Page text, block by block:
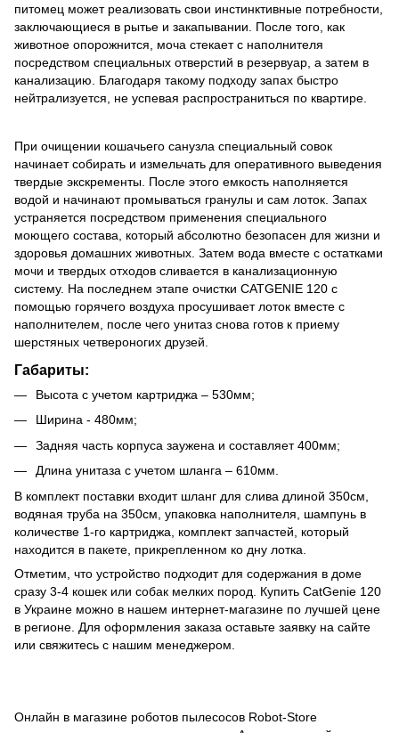
питомец может реализовать свои инстинктивные потребности,
заключающиеся в рытье и закапывании. После того, как
животное опорожнится, моча стекает с наполнителя
посредством специальных отверстий в резервуар, а затем в
канализацию. Благодаря такому подходу запах быстро
нейтрализуется, не успевая распространиться по квартире.
При очищении кошачьего санузла специальный совок
начинает собирать и измельчать для оперативного выведения
твердые экскременты. После этого емкость наполняется
водой и начинают промываться гранулы и сам лоток. Запах
устраняется посредством применения специального
моющего состава, который абсолютно безопасен для жизни и
здоровья домашних животных. Затем вода вместе с остатками
мочи и твердых отходов сливается в канализационную
систему. На последнем этапе очистки CATGENIE 120 с
помощью горячего воздуха просушивает лоток вместе с
наполнителем, после чего унитаз снова готов к приему
шерстяных четвероногих друзей.
Габариты:
Высота с учетом картриджа – 530мм;
Ширина - 480мм;
Задняя часть корпуса заужена и составляет 400мм;
Длина унитаза с учетом шланга – 610мм.
В комплект поставки входит шланг для слива длиной 350см,
водяная труба на 350см, упаковка наполнителя, шампунь в
количестве 1-го картриджа, комплект запчастей, который
находится в пакете, прикрепленном ко дну лотка.
Отметим, что устройство подходит для содержания в доме
сразу 3-4 кошек или собак мелких пород. Купить CatGenie 120
в Украине можно в нашем интернет-магазине по лучшей цене
в регионе. Для оформления заказа оставьте заявку на сайте
или свяжитесь с нашим менеджером.
Онлайн в магазине роботов пылесосов Robot-Store